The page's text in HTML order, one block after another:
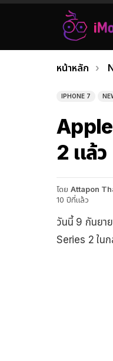
เรื่อง
ล่าสุด
คุณอยู่ที่นี่:
หน้าหลัก
IPHONE 7
2 แล้ว
โดย Attapon
10 ปีที่แล้ว
วันนี้ 9 กันยา
Series 2 ใน